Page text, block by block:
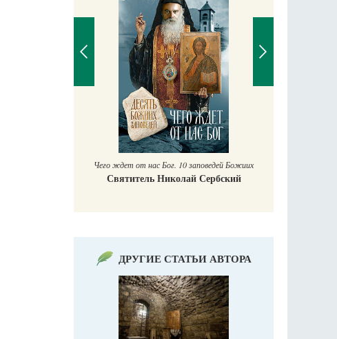
Божиих
Православный мальчик
Екатерина Баканова
ДРУГИЕ СТАТЬИ АВТОРА